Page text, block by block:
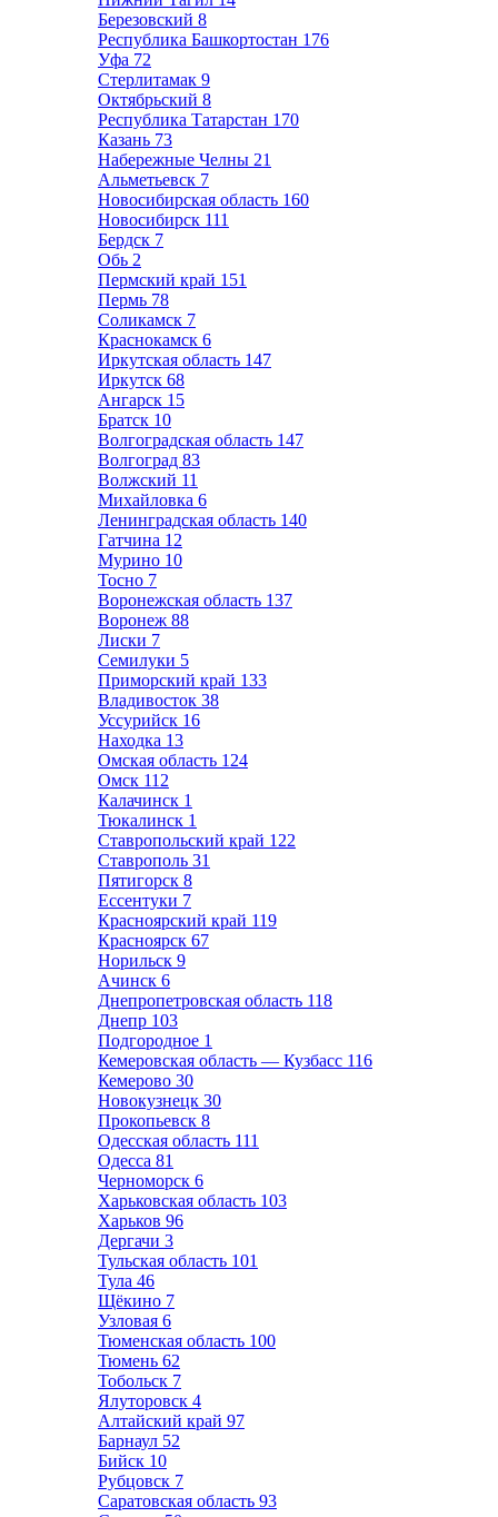
Березовский 8
Республика Башкортостан 176
Уфа 72
Стерлитамак 9
Октябрьский 8
Республика Татарстан 170
Казань 73
Набережные Челны 21
Альметьевск 7
Новосибирская область 160
Новосибирск 111
Бердск 7
Обь 2
Пермский край 151
Пермь 78
Соликамск 7
Краснокамск 6
Иркутская область 147
Иркутск 68
Ангарск 15
Братск 10
Волгоградская область 147
Волгоград 83
Волжский 11
Михайловка 6
Ленинградская область 140
Гатчина 12
Мурино 10
Тосно 7
Воронежская область 137
Воронеж 88
Лиски 7
Семилуки 5
Приморский край 133
Владивосток 38
Уссурийск 16
Находка 13
Омская область 124
Омск 112
Калачинск 1
Тюкалинск 1
Ставропольский край 122
Ставрополь 31
Пятигорск 8
Ессентуки 7
Красноярский край 119
Красноярск 67
Норильск 9
Ачинск 6
Днепропетровская область 118
Днепр 103
Подгородное 1
Кемеровская область — Кузбасс 116
Кемерово 30
Новокузнецк 30
Прокопьевск 8
Одесская область 111
Одесса 81
Черноморск 6
Харьковская область 103
Харьков 96
Дергачи 3
Тульская область 101
Тула 46
Щёкино 7
Узловая 6
Тюменская область 100
Тюмень 62
Тобольск 7
Ялуторовск 4
Алтайский край 97
Барнаул 52
Бийск 10
Рубцовск 7
Саратовская область 93